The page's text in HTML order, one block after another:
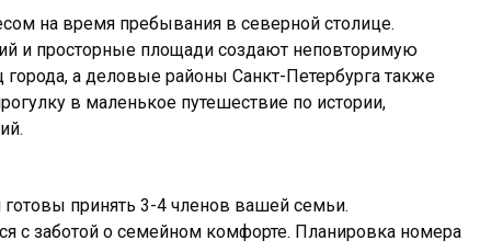
на время пребывания в северной столице.
и просторные площади создают неповторимую
а деловые районы Санкт-Петербурга также
в маленькое путешествие по истории,
принять 3-4 членов вашей семьи.
с заботой о семейном комфорте. Планировка номера